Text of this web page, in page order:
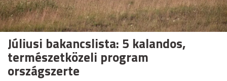
Júliusi bakancslista: 5 kalandos,
természetközeli program
országszerte